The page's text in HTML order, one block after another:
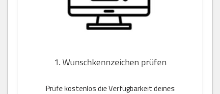
1. Wunschkennzeichen prüfen
Prüfe kostenlos die Verfügbarkeit deines